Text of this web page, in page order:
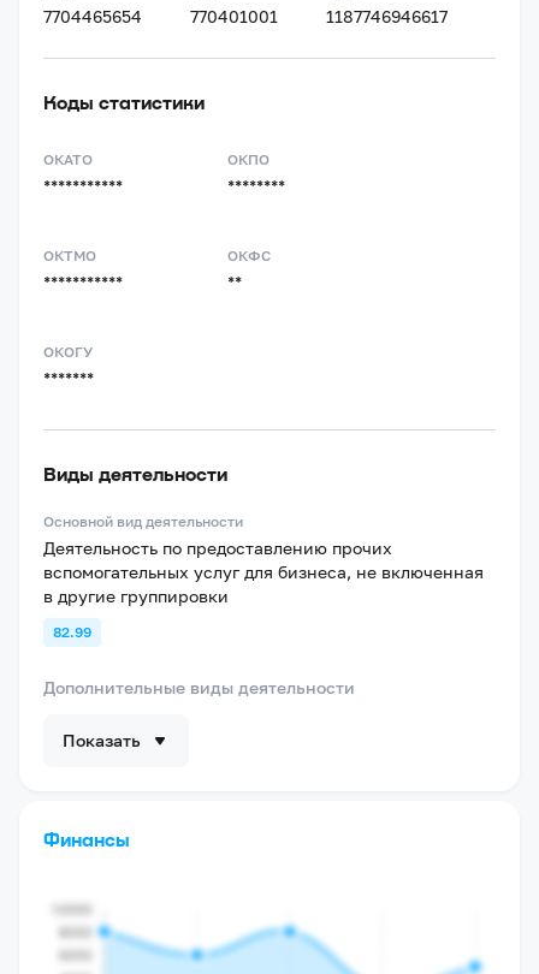
7704465654 770401001 1187746946617
Коды статистики
ОКАТО
***********
ОКПО
********
ОКТМО
***********
ОКФС
**
ОКОГУ
*******
Виды деятельности
Основной вид деятельности
Деятельность по предоставлению прочих
вспомогательных услуг для бизнеса, не включенная
в другие группировки
82.99
Дополнительные виды деятельности
Показать
Финансы